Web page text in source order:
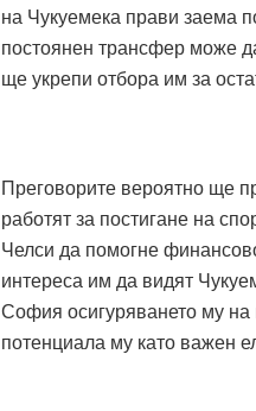
на Чукуемека прави заема
постоянен трансфер може
ще укрепи отбора им за
Преговорите вероятно ще
работят за постигане на
Челси да помогне
интереса им да видят
София осигуряването му на
потенциала му като важен